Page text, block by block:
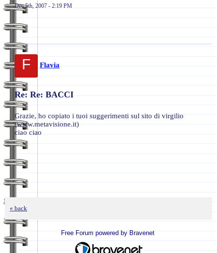
Dec 5th, 2007 - 2:19 PM
F Flavia
Re: Re: BACCI
Grazie, ho copiato i tuoi suggerimenti sul sito di virgilio
(www.metavisione.it)
ciao ciao
« back
Free Forum powered by Bravenet